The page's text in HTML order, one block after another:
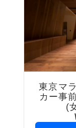
東京マ
カー事
(